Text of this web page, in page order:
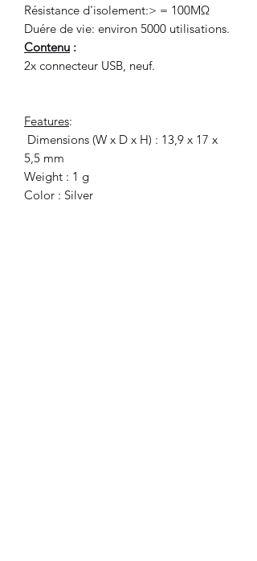
Résistance d'isolement:> = 100MΩ
Duére de vie: environ 5000 utilisations.
Contenu :
2x connecteur USB, neuf.
Features:
Dimensions (W x D x H) : 13,9 x 17 x
5,5 mm
Weight : 1 g
Color : Silver